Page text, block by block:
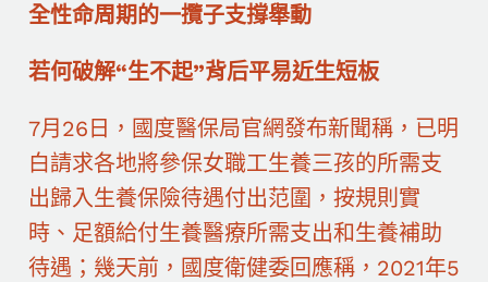
全性命周期的一攬子支撐舉動
若何破解“生不起”背后平易近生短板
7月26日，國度醫保局官網發布新聞稱，已明
白請求各地將參保女職工生養三孩的所需支
出歸入生養保險待遇付出范圍，按規則實
時、足額給付生養醫療所需支出和生養補助
待遇；幾天前，國度衛健委回應稱，2021年5